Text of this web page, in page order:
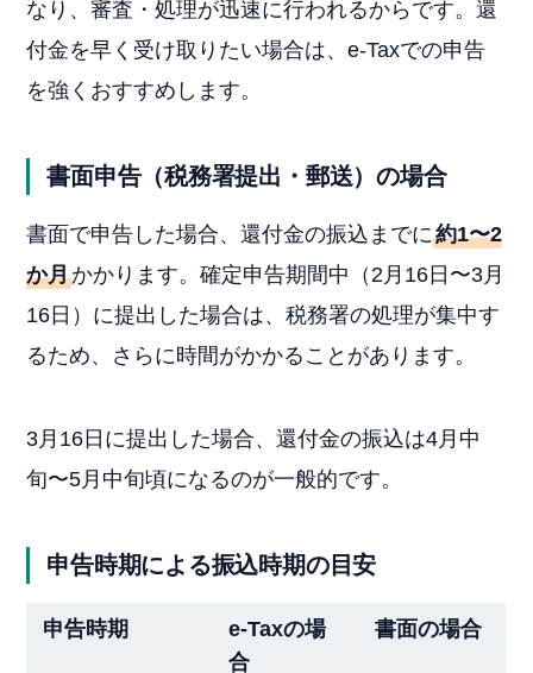
なり、審査・処理が迅速に行われるからです。還
付金を早く受け取りたい場合は、e-Taxでの申告
を強くおすすめします。
書面申告（税務署提出・郵送）の場合
書面で申告した場合、還付金の振込までに約1〜2
か月かかります。確定申告期間中（2月16日〜3月
16日）に提出した場合は、税務署の処理が集中す
るため、さらに時間がかかることがあります。
3月16日に提出した場合、還付金の振込は4月中
旬〜5月中旬頃になるのが一般的です。
申告時期による振込時期の目安
申告時期
e-Taxの場
合
書面の場合